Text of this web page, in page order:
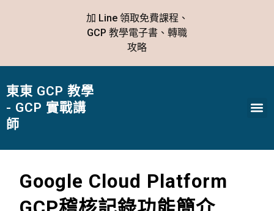
容
加 Line 領取免費課程、
GCP 教學電子書、轉職
攻略
東東 GCP 教學
- GCP 實戰講
師
Google Cloud Platform